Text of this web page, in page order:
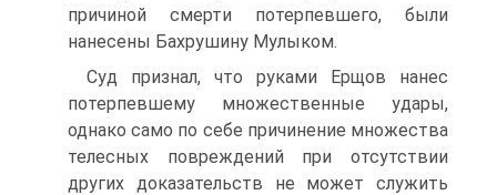
причиной смерти потерпевшего, были
нанесены Бахрушину Мулыком.
Суд признал, что руками Ерщов нанес
потерпевшему множественные удары,
однако само по себе причинение множества
телесных повреждений при отсутствии
других доказательств не может служить